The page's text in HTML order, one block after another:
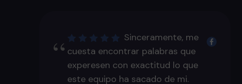
Sinceramente, me
cuesta encontrar palabras que
experesen con exactitud lo que
este equipo ha sacado de mi.